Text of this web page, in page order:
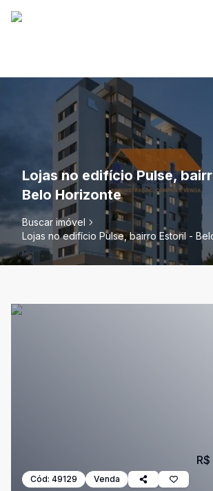
Lojas no edifício Pulse,
Belo Horizonte
Buscar imóvel
Lojas no edifício Pulse, bairro Estoril -
Cód: 49129 Venda